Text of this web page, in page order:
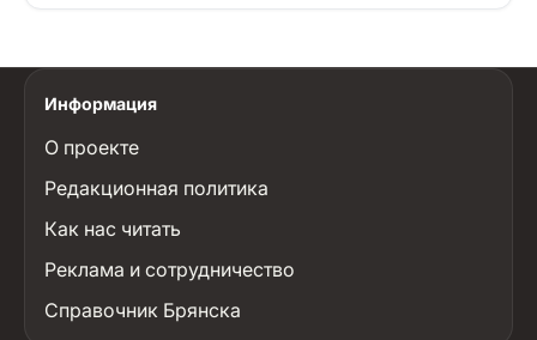
Информация
О проекте
Редакционная политика
Как нас читать
Реклама и сотрудничество
Справочник Брянска